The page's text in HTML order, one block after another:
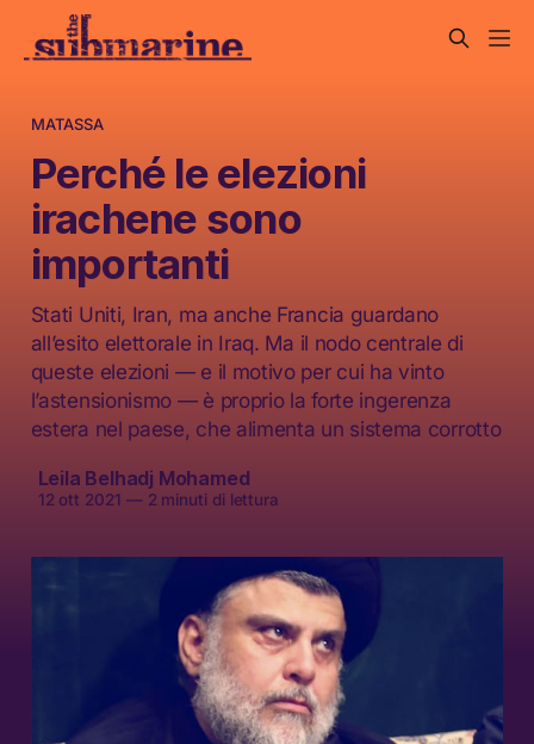
MATASSA
Perché le elezioni
irachene sono
importanti
Stati Uniti, Iran, ma anche Francia guardano
all’esito elettorale in Iraq. Ma il nodo centrale di
queste elezioni — e il motivo per cui ha vinto
l’astensionismo — è proprio la forte ingerenza
estera nel paese, che alimenta un sistema corrotto
Leila Belhadj Mohamed
12 ott 2021 — 2 minuti di lettura